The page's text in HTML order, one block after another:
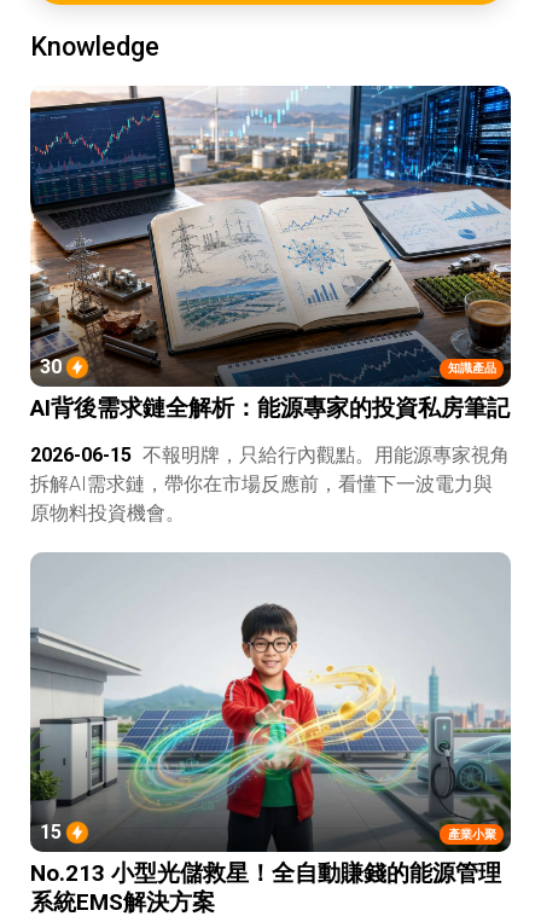
Knowledge
知識產品
30
AI背後需求鏈全解析：能源專家的投資私房筆記
2026-06-15 不報明牌，只給行內觀點。用能源專家視角
拆解AI需求鏈，帶你在市場反應前，看懂下一波電力與
原物料投資機會。
產業小聚
15
No.213 小型光儲救星！全自動賺錢的能源管理
系統EMS解決方案